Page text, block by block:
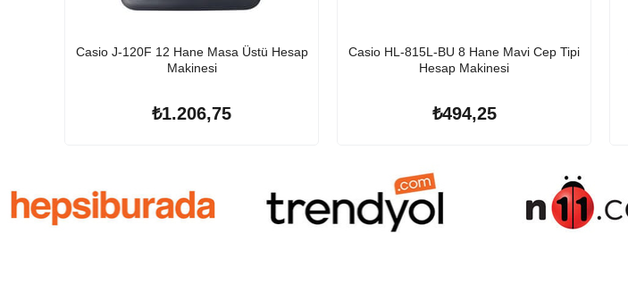
Casio J-120F 12 Hane Masa Üstü Hesap
Makinesi
₺1.206,75
Casio HL-815L-BU 8 Hane Mavi Cep Tipi
Hesap Makinesi
₺494,25